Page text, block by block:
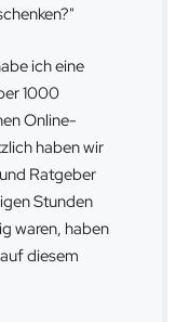
ich eine
1000
Online-
haben wir
Ratgeber
Stunden
waren, haben
diesem